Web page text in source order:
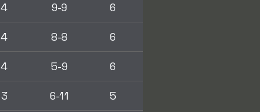
4 9-9 6
4 8-8 6
4 5-9 6
3 6-11 5